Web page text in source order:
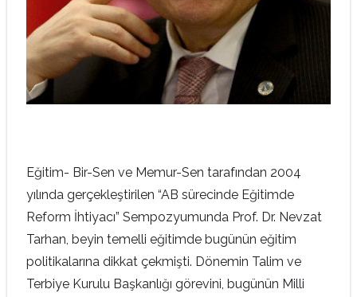
Eğitim- Bir-Sen ve Memur-Sen tarafından 2004
yılında gerçekleştirilen “AB sürecinde Eğitimde
Reform İhtiyacı” Sempozyumunda Prof. Dr. Nevzat
Tarhan, beyin temelli eğitimde bugünün eğitim
politikalarına dikkat çekmişti. Dönemin Talim ve
Terbiye Kurulu Başkanlığı görevini, bugünün Milli